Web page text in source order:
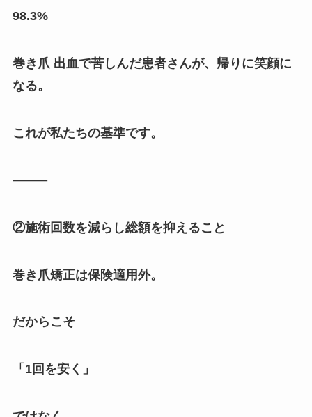
98.3%
巻き爪 出血で苦しんだ患者さんが、帰りに笑顔に
なる。
これが私たちの基準です。
⸻
②施術回数を減らし総額を抑えること
巻き爪矯正は保険適用外。
だからこそ
「1回を安く」